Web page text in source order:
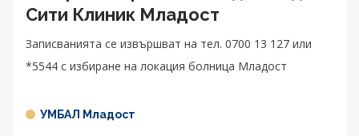
Сити Клиник Младост
Записванията се извършват на тел. 0700 13 127 или
*5544 с избиране на локация болница Младост
УМБАЛ Младост